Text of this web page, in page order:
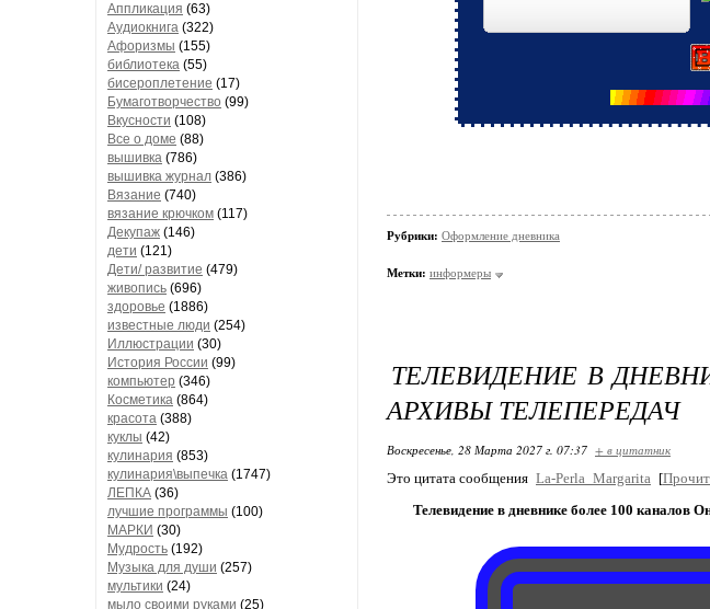
Аппликация (63)
Аудиокнига (322)
Афоризмы (155)
библиотека (55)
бисероплетение (17)
Бумаготворчество (99)
Вкусности (108)
Все о доме (88)
вышивка (786)
вышивка журнал (386)
Вязание (740)
вязание крючком (117)
Декупаж (146)
дети (121)
Дети/ развитие (479)
живопись (696)
здоровье (1886)
известные люди (254)
Иллюстрации (30)
История России (99)
компьютер (346)
Косметика (864)
красота (388)
куклы (42)
кулинария (853)
кулинария\выпечка (1747)
ЛЕПКА (36)
лучшие программы (100)
МАРКИ (30)
Мудрость (192)
Музыка для души (257)
мультики (24)
мыло своими руками (25)
Рубрики: Оформление дневника
Метки: информеры
ТЕЛЕВИДЕНИЕ В
АРХИВЫ ТЕЛЕПЕРЕДАЧ
Воскресенье, 28 Марта 2027 г. 07:37 + в цитатник
Это цитата сообщения La-Perla_Margarita [
Телевидение в дневнике более 100 каналов